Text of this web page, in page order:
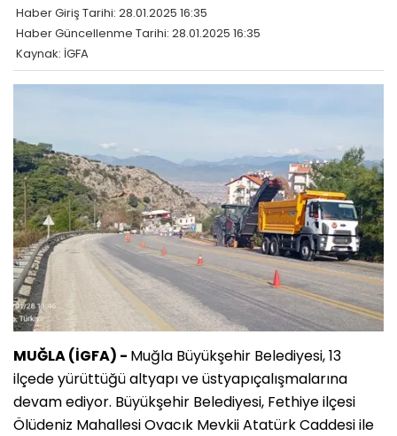
Haber Giriş Tarihi: 28.01.2025 16:35
Haber Güncellenme Tarihi: 28.01.2025 16:35
Kaynak: İGFA
MUĞLA (İGFA) - Muğla Büyükşehir Belediyesi, 13
ilçede yürüttüğü altyapı ve üstyapıçalışmalarına
devam ediyor. Büyükşehir Belediyesi, Fethiye ilçesi
Ölüdeniz Mahallesi Ovacık Mevkii Atatürk Caddesi ile